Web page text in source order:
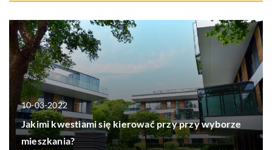
10-03-2022
Jakimi kwestiami się kierować przy przy wyborze
mieszkania?